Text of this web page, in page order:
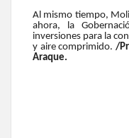
Al mismo tiempo,
ahora, la
inversiones para la
y aire comprimido./
Araque.